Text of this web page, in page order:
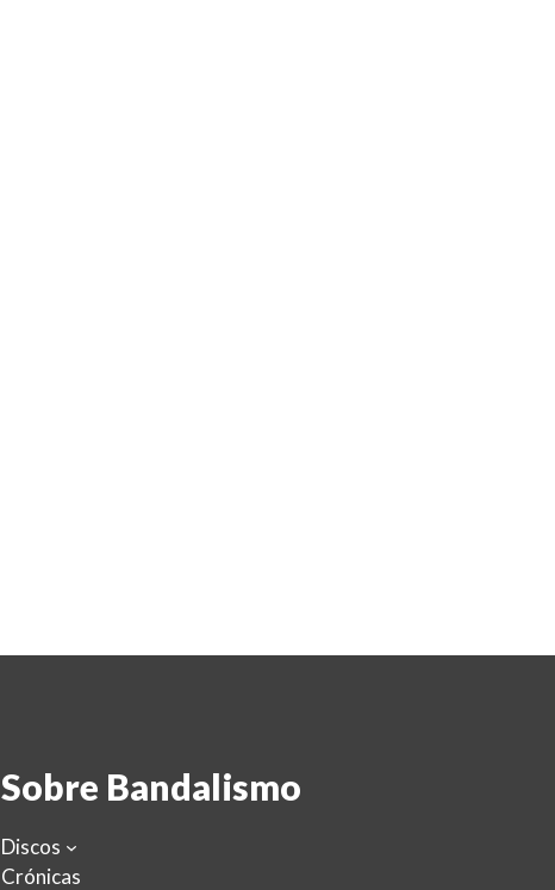
Sobre Bandalismo
Discos
Crónicas